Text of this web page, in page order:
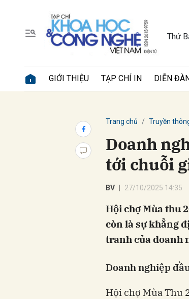
Thứ
GIỚI THIỆU TẠP CHÍ IN DIỄN
Trang chủ Truyền
Doanh
tới chuỗi
BV 27/10/2025 14:35
Hội chợ Mùa thu
còn là sự khẳng
tranh của doanh
Doanh nghiệp
Hội chợ Mùa Thu